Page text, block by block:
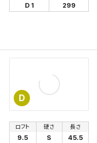
D 1 299
D
ロフト
9.5
硬さ
S
長さ
45.5